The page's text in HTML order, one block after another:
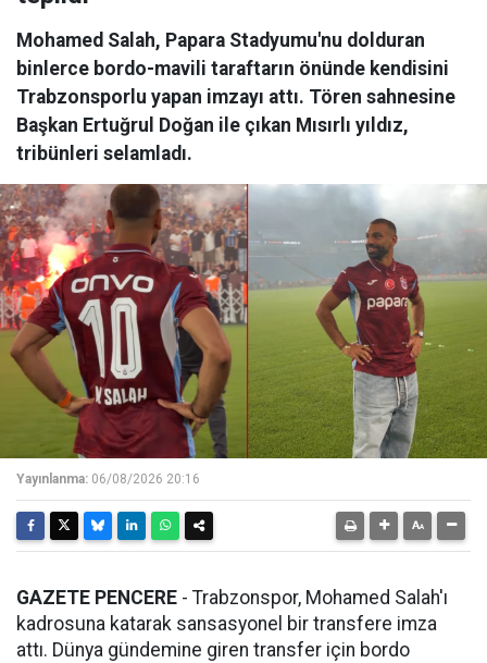
Mohamed Salah, Papara Stadyumu'nu dolduran
binlerce bordo-mavili taraftarın önünde kendisini
Trabzonsporlu yapan imzayı attı. Tören sahnesine
Başkan Ertuğrul Doğan ile çıkan Mısırlı yıldız,
tribünleri selamladı.
Yayınlanma: 06/08/2026 20:16
GAZETE PENCERE - Trabzonspor, Mohamed Salah'ı
kadrosuna katarak sansasyonel bir transfere imza
attı. Dünya gündemine giren transfer için bordo